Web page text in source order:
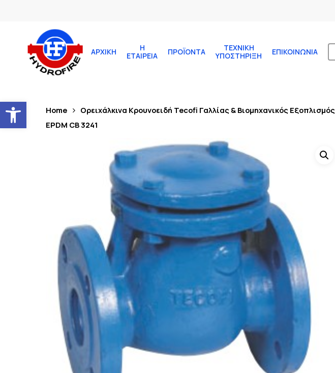
Ανοίξτε τη γραμμή εργαλείων
ΑΡΧΙΚΉ
Η
ΕΤΑΙΡΕΊΑ
ΠΡΟΪΌΝΤΑ
ΤΕΧΝΙΚΉ
ΥΠΟΣΤΉΡΙΞΗ
ΕΠΙΚΟΙΝΩΝΊΑ
Home Ορειχάλκινα Κρουνοειδή Tecofi Γαλλίας & Βιομηχανικός Εξοπλισμός
EPDM CB 3241